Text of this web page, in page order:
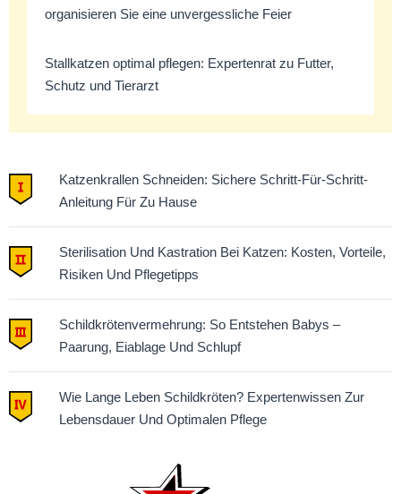
organisieren Sie eine unvergessliche Feier
Stallkatzen optimal pflegen: Expertenrat zu Futter,
Schutz und Tierarzt
Katzenkrallen Schneiden: Sichere Schritt-Für-Schritt-
Anleitung Für Zu Hause
Sterilisation Und Kastration Bei Katzen: Kosten, Vorteile,
Risiken Und Pflegetipps
Schildkrötenvermehrung: So Entstehen Babys –
Paarung, Eiablage Und Schlupf
Wie Lange Leben Schildkröten? Expertenwissen Zur
Lebensdauer Und Optimalen Pflege